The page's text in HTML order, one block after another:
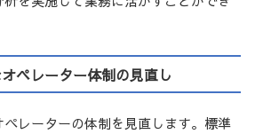
ペレーター体制の見直し
レーターの体制を見直します。標準